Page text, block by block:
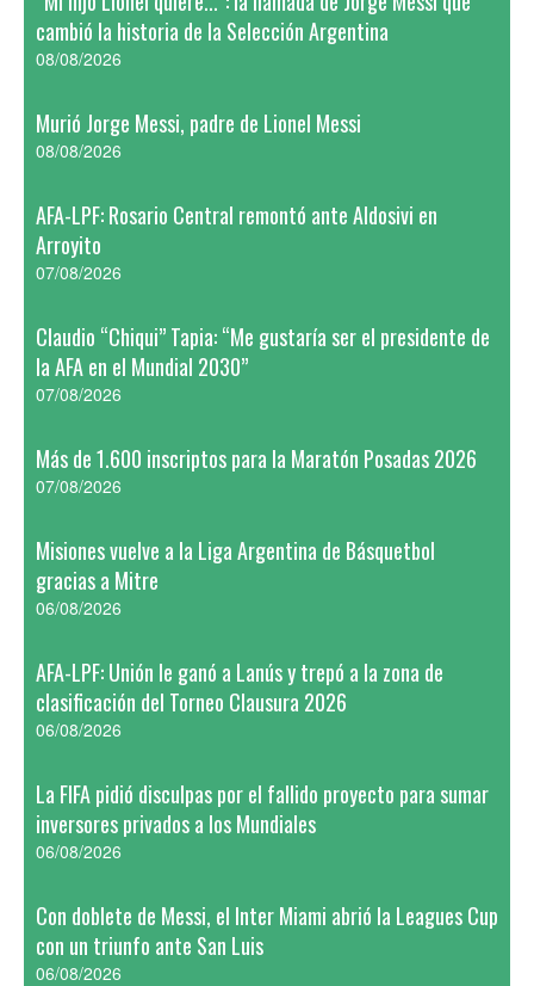
cambió la historia de la Selección Argentina
08/08/2026
Murió Jorge Messi, padre de Lionel Messi
08/08/2026
AFA-LPF: Rosario Central remontó ante Aldosivi en
Arroyito
07/08/2026
Claudio “Chiqui” Tapia: “Me gustaría ser el presidente de
la AFA en el Mundial 2030”
07/08/2026
Más de 1.600 inscriptos para la Maratón Posadas 2026
07/08/2026
Misiones vuelve a la Liga Argentina de Básquetbol
gracias a Mitre
06/08/2026
AFA-LPF: Unión le ganó a Lanús y trepó a la zona de
clasificación del Torneo Clausura 2026
06/08/2026
La FIFA pidió disculpas por el fallido proyecto para sumar
inversores privados a los Mundiales
06/08/2026
Con doblete de Messi, el Inter Miami abrió la Leagues Cup
con un triunfo ante San Luis
06/08/2026